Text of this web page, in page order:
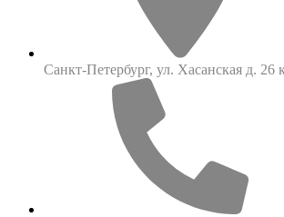
Санкт-Петербург, ул. Хасанская д. 26